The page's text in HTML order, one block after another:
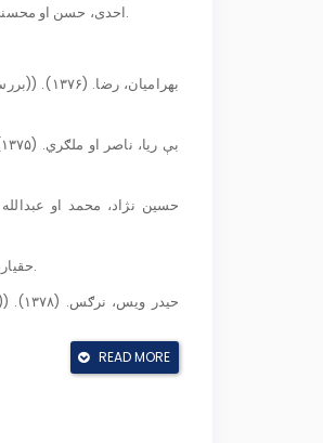
1. احدی، حسن او محسنی، نیکچهره. (۱۳۷۱). مفاهیم بنیادی روانشناسی نوجوانی و جوانی. تهران: انتشارات بنیاد تهران.
6. حقیار، عبدالمنان. (۱۳۹۴). روانشناسی تربیتی. ژباړه: درمل، حسن خان. ګردېز: عملي خپرندویه ټولنه.
READ MORE